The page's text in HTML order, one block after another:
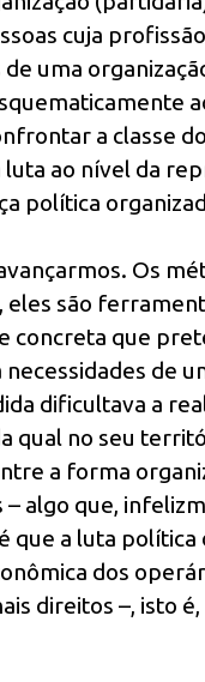
cuja
uma
a classe
luta ao nível da
política
Os
são
concreta que
de
dificultava a
qual no seu
a forma
– algo que,
que a luta
dos
direitos –, isto